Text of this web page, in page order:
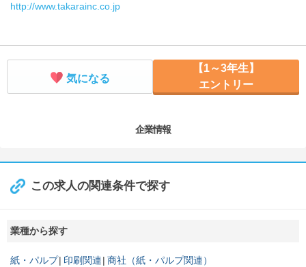
http://www.takarainc.co.jp
気になる
【1～3年生】
エントリー
企業情報
この求人の関連条件で探す
業種から探す
紙・パルプ 印刷関連 商社（紙・パルプ関連）